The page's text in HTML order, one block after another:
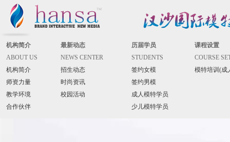
机构简介 最新动态 历届学员
课程设置
ABOUT US
NEWS CENTER STUDENTS
COURSE
机构简介
招生动态 签约女模
模特培训(成
师资力量
时尚资讯
签约男模
教学环境
校园活动
成人模特学员
合作伙伴
少儿模特学员